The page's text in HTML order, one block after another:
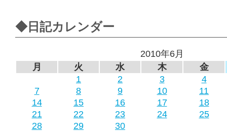
◆日記カレンダー
2010年6月
月
火 水 木
金
1
2 3
4
7
8 9 10
11
14
15 16 17
18
21
22 23 24
25
28
29 30